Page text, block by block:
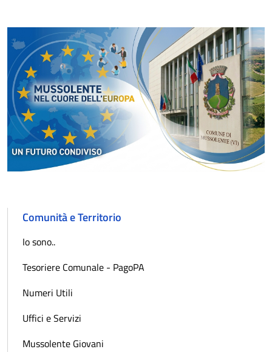
Comunità e Territorio
Io sono..
Tesoriere Comunale - PagoPA
Numeri Utili
Uffici e Servizi
Mussolente Giovani